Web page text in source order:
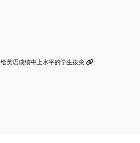
给英语成绩中上水平的学生拔尖